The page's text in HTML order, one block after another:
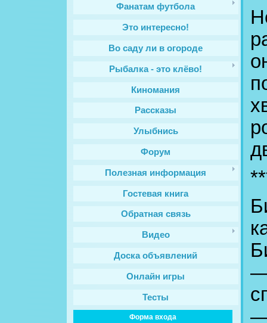
Фанатам футбола
Это интересно!
Во саду ли в огороде
Рыбалка - это клёво!
Киномания
Рассказы
Улыбнись
Форум
Полезная информация
Гостевая книга
Обратная связь
Видео
Доска объявлений
Онлайн игры
Тесты
Форма входа
—
—